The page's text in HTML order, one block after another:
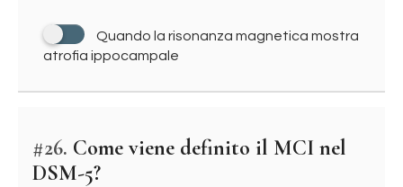
Quando la risonanza magnetica mostra
atrofia ippocampale
#26. Come viene definito il MCI nel
DSM-5?